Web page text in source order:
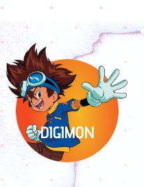
DIGIMON